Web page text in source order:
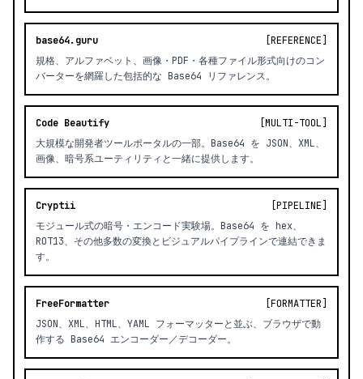
base64.guru
[REFERENCE]
規格、アルファベット、画像・PDF・各種ファイル形式向けのコン
バーターを網羅した包括的な Base64 リファレンス。
Code Beautify
[MULTI-TOOL]
大規模な開発者ツールポータルの一部。Base64 を JSON、XML、
画像、暗号系ユーティリティと一緒に提供します。
Cryptii
[PIPELINE]
モジュール式の暗号・エンコード実験場。Base64 を hex、
ROT13、その他多数の変換とビジュアルパイプラインで連結できま
す。
FreeFormatter
[FORMATTER]
JSON、XML、HTML、YAML フォーマッターと並ぶ、ブラウザで動
作する Base64 エンコーダー／デコーダー。